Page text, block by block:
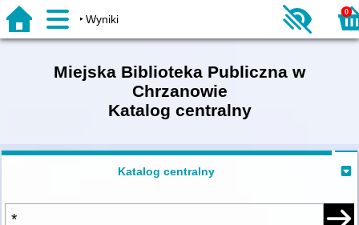
Wyniki
0
Miejska Biblioteka Publiczna w
Chrzanowie
Katalog centralny
Katalog centralny